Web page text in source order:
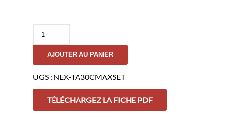
Lampe
TA30MAX
avec
Accessoires
2
AJOUTER AU PANIER
UGS : NEX-TA30CMAXSET
TÉLÉCHARGEZ LA FICHE PDF